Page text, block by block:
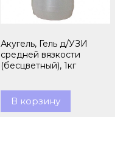
Акугель, Гель д/УЗИ
средней вязкости
(бесцветный), 1кг
В корзину